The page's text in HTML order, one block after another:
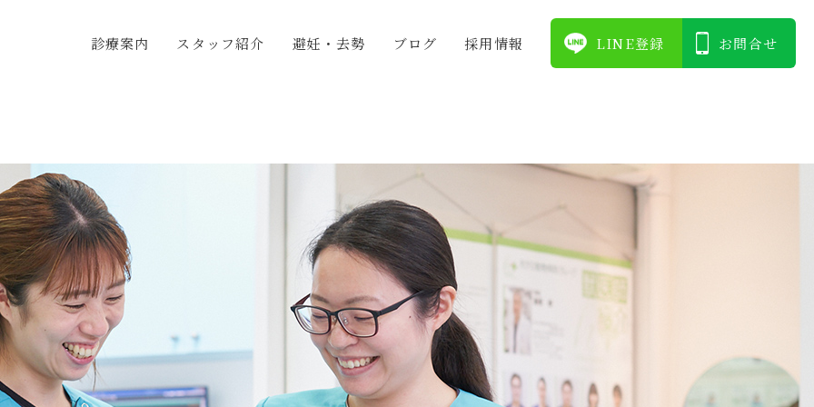
診療案内 スタッフ紹介 避妊・去勢 ブログ 採⽤情報 LINE登録 お問合せ